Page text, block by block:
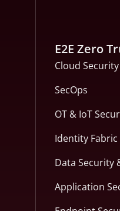
E2E Zero
Cloud Security
SecOps
OT & IoT
Identity
Data Security
Application